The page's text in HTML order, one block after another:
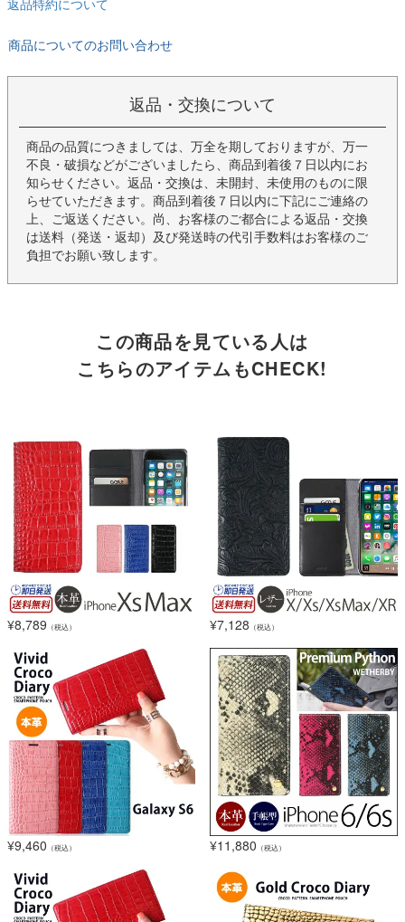
返品特約について
商品についてのお問い合わせ
返品・交換について
商品の品質につきましては、万全を期しておりますが、万一
不良・破損などがございましたら、商品到着後７日以内にお
知らせください。返品・交換は、未開封、未使用のものに限
らせていただきます。商品到着後７日以内に下記にご連絡の
上、ご返送ください。尚、お客様のご都合による返品・交換
は送料（発送・返却）及び発送時の代引手数料はお客様のご
負担でお願い致します。
この商品を見ている人は
こちらのアイテムもCHECK!
¥8,789 （税込） ¥7,128 （税込）
¥9,460 （税込） ¥11,880 （税込）